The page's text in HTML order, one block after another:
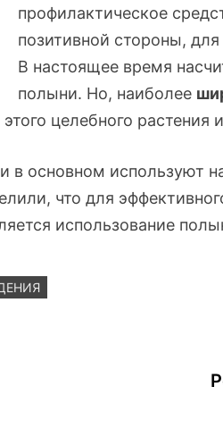
профилактическое
позитивной стороны,
В настоящее время
полыни. Но, наиболее
целебного
в основном используют
что для
использование